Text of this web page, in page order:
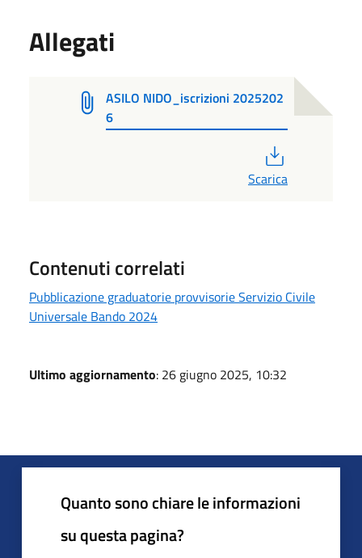
Allegati
ASILO NIDO_iscrizioni 2025202
6
Scarica
Contenuti correlati
Pubblicazione graduatorie provvisorie Servizio Civile
Universale Bando 2024
Ultimo aggiornamento: 26 giugno 2025, 10:32
Quanto sono chiare le informazioni
su questa pagina?